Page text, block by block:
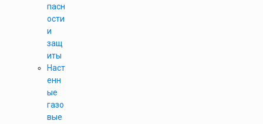
пасн
ости
и
защ
иты
Наст
енн
ые
газо
вые